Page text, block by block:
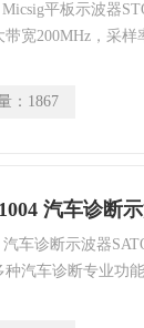
平板示波器
宽200MHz，采样
富的测量项和高级
： 1867
汽车诊断
车诊断示波器
汽车诊断专业功
s，存储深度达